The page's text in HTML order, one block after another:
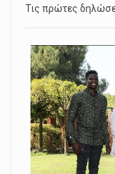
Τις πρώτες